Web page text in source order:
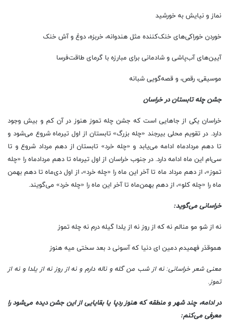
نماز و نیایش به خورشید
خوردن خوراکی‌های خنک‌کننده مثل هندوانه، خربزه، دوغ و آش خنک
آیین‌های آب‌پاشی و شادمانی برای مبارزه با گرمای طاقت‌فرسا
موسیقی، رقص، و قصه‌گویی شبانه
جشن چله تابستان در خراسان
خراسان یکی از جاهایی است که جشن چله تموز هنوز در آن کم و بیش وجود
دارد. در تقویم محلی بیرجند «چله بزرگ» تابستان از اول تیرماه شروع می‌شود و
تا دهم مردادماه ادامه می‌یابد و «چله خرد» تابستان از دهم مرداد شروع و تا
سی‌ام این ماه ادامه دارد. در جنوب خراسان از اول تیرماه تا دهم مردادماه را «چله
تموز»، از دهم مرداد ماه تا آخر این ماه را «چله خرد»، از اول دی‌ماه تا دهم بهمن
ماه را «چله کلو»، از دهم بهمن‌ماه تا آخر این ماه را «چله خرد» می‌گویند.
خراسانی می‌گوید:
نه از شو مو منالم نه که از روز نه از یلدا گیله درم نه چله تموز
هموقذر فهمیدم دمین ای دنیا که آسونی د بعد سختی میه هنوز
معنی شعر خراسانی: نه از شب من گله و ناله دارم و نه از روز نه از یلدا و نه از
تموز.
در ادامه، چند شهر و منطقه که هنوز ردپا یا بقایایی از این جشن دیده می‌شود را
معرفی می‌کنم: